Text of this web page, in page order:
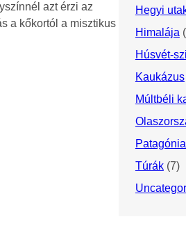
azt érzi az
a kőkortól a misztikus
Hegyi
Himalája
Húsvét-
Kaukázus
Múltbéli
Patagónia
Túrák(7)